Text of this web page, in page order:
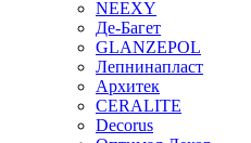
NEEXY
Де-Багет
GLANZEPOL
Лепнинапласт
Архитек
CERALITE
Decorus